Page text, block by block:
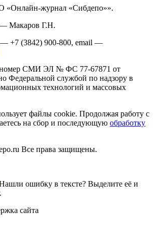
журнал «Сибдепо»».
— Макаров Г.Н.
+7 (3842) 900-800, email —
номер СМИ ЭЛ № ФС 77-67871 от
Федеральной службой по надзору в
технологий и массовых
файлы cookie. Продолжая работу с
на сбор и последующую обработку
Все права защищены.
ошибку в тексте? Выделите её и
сайта